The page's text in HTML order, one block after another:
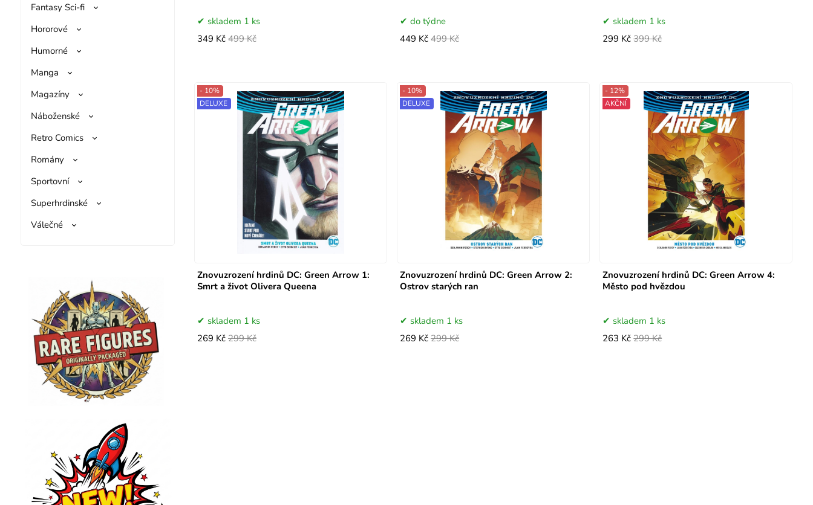
Fantasy Sci-fi
Hororové
Humorné
Manga
Magazíny
Náboženské
Retro Comics
Romány
Sportovní
Superhrdinské
Válečné
skladem 1 ks
349 Kč 499 Kč
do týdne
449 Kč 499 Kč
skladem 1 ks
299 Kč 399 Kč
Znovuzrození hrdinů DC: Green Arrow 1:
Smrt a život Olivera Queena
- 10%
DELUXE
skladem 1 ks
269 Kč 299 Kč
Znovuzrození hrdinů DC: Green Arrow 2:
Ostrov starých ran
- 10%
DELUXE
skladem 1 ks
269 Kč 299 Kč
Znovuzrození hrdinů DC: Green Arrow 4:
Město pod hvězdou
- 12%
AKČNÍ
skladem 1 ks
263 Kč 299 Kč